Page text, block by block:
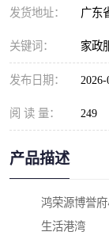
发货地址： 广东
关键词： 家政
发布日期：
阅 读 量： 249
产品描述
鸿荣源博誉
生活港湾